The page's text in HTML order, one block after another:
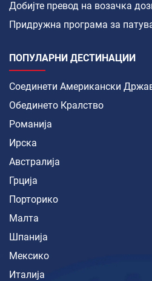
Добијте превод на возачка
Придружна програма за
ПОПУЛАРНИ ДЕСТИНАЦИИ
Соединети Американски
Обединето Кралство
Романија
Ирска
Австралија
Грција
Порторико
Малта
Шпанија
Мексико
Италија